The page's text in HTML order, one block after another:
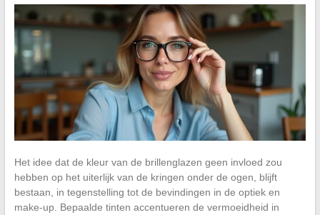
Het idee dat de kleur van de brillenglazen geen invloed zou
hebben op het uiterlijk van de kringen onder de ogen, blijft
bestaan, in tegenstelling tot de bevindingen in de optiek en
make-up. Bepaalde tinten accentueren de vermoeidheid in